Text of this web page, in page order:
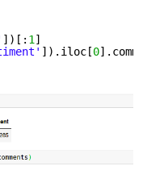
])[: 1]
]).iloc[0